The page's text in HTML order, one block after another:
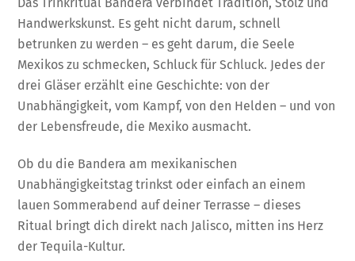
Handwerkskunst. Es geht nicht darum, schnell
betrunken zu werden – es geht darum, die Seele
Mexikos zu schmecken, Schluck für Schluck. Jedes der
drei Gläser erzählt eine Geschichte: von der
Unabhängigkeit, vom Kampf, von den Helden – und von
der Lebensfreude, die Mexiko ausmacht.
Ob du die Bandera am mexikanischen
Unabhängigkeitstag trinkst oder einfach an einem
lauen Sommerabend auf deiner Terrasse – dieses
Ritual bringt dich direkt nach Jalisco, mitten ins Herz
der Tequila-Kultur.